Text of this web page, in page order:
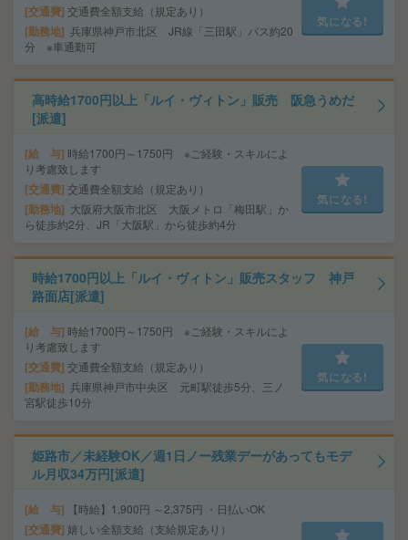
交通費 交通費全額支給（規定あり）
勤務地 兵庫県神戸市北区 JR線「三田駅」バス約20
分 ※車通勤可
気になる!
高時給1700円以上「ルイ・ヴィトン」販売 阪急うめだ
[派遣]
給 与 時給1700円～1750円 ※ご経験・スキルによ
り考慮致します
交通費 交通費全額支給（規定あり）
勤務地
大阪府大阪市北区 大阪メトロ「梅田駅」か
ら徒歩約2分、JR「大阪駅」から徒歩約4分
気になる!
時給1700円以上「ルイ・ヴィトン」販売スタッフ 神戸
路面店[派遣]
給 与 時給1700円～1750円 ※ご経験・スキルによ
り考慮致します
交通費 交通費全額支給（規定あり）
勤務地 兵庫県神戸市中央区 元町駅徒歩5分、三ノ
宮駅徒歩10分
気になる!
姫路市／未経験OK／週1日ノー残業デーがあってもモデ
ル月収34万円[派遣]
給 与 【時給】1,900円 ～2,375円 ・日払いOK
交通費 嬉しい全額支給（支給規定あり）